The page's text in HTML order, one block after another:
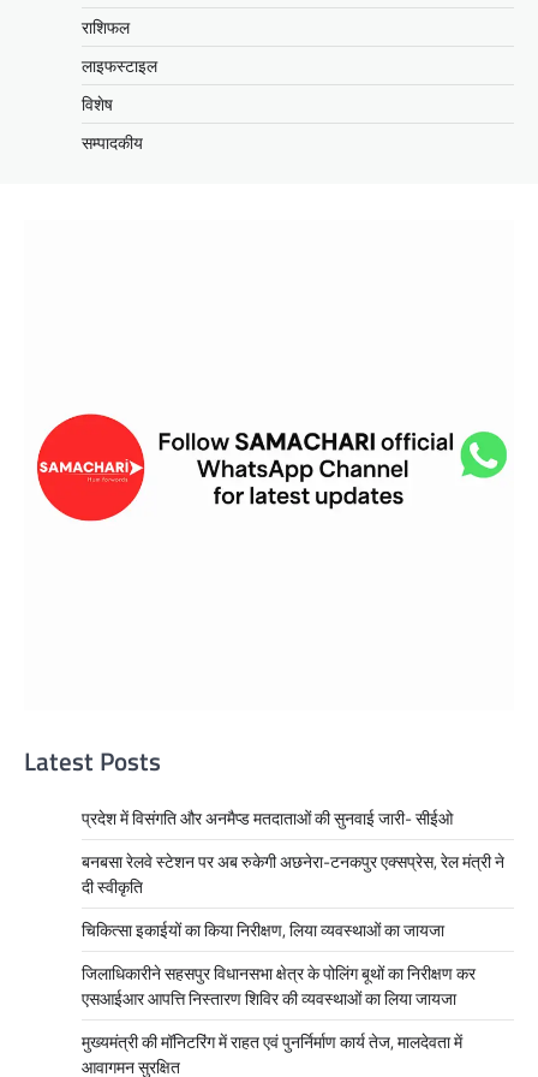
राशिफल
लाइफस्टाइल
विशेष
सम्पादकीय
Latest Posts
प्रदेश में विसंगति और अनमैप्ड मतदाताओं की सुनवाई जारी- सीईओ
बनबसा रेलवे स्टेशन पर अब रुकेगी अछनेरा-टनकपुर एक्सप्रेस, रेल मंत्री ने
दी स्वीकृति
चिकित्सा इकाईयों का किया निरीक्षण, लिया व्यवस्थाओं का जायजा
जिलाधिकारीने सहसपुर विधानसभा क्षेत्र के पोलिंग बूथों का निरीक्षण कर
एसआईआर आपत्ति निस्तारण शिविर की व्यवस्थाओं का लिया जायजा
मुख्यमंत्री की मॉनिटरिंग में राहत एवं पुनर्निर्माण कार्य तेज, मालदेवता में
आवागमन सुरक्षित